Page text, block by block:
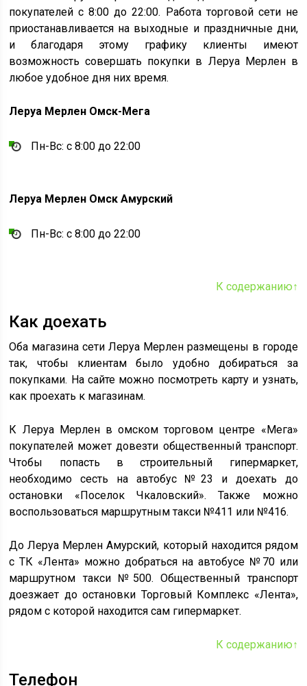
покупателей с 8:00 до 22:00. Работа торговой сети не
приостанавливается на выходные и праздничные дни,
и благодаря этому графику клиенты имеют
возможность совершать покупки в Леруа Мерлен в
любое удобное дня них время.
Леруа Мерлен Омск-Мега
Пн-Вс: с 8:00 до 22:00
Леруа Мерлен Омск Амурский
Пн-Вс: с 8:00 до 22:00
К содержанию↑
Как доехать
Оба магазина сети Леруа Мерлен размещены в городе
так, чтобы клиентам было удобно добираться за
покупками. На сайте можно посмотреть карту и узнать,
как проехать к магазинам.
К Леруа Мерлен в омском торговом центре «Мега»
покупателей может довезти общественный транспорт.
Чтобы попасть в строительный гипермаркет,
необходимо сесть на автобус №23 и доехать до
остановки «Поселок Чкаловский». Также можно
воспользоваться маршрутным такси №411 или №416.
До Леруа Мерлен Амурский, который находится рядом
с ТК «Лента» можно добраться на автобусе №70 или
маршрутном такси №500. Общественный транспорт
доезжает до остановки Торговый Комплекс «Лента»,
рядом с которой находится сам гипермаркет.
К содержанию↑
Телефон